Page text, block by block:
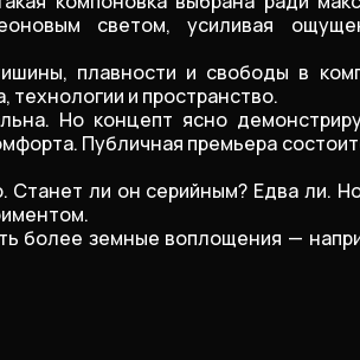
светом, усиливая
плавности и свободы в
технологии и пространство.
Но концепт ясно
Публичная премьера
ли он серийным? Едва ли.
более земные воплощения —